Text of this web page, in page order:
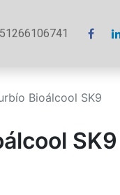
Bioálcool SK9
SK9